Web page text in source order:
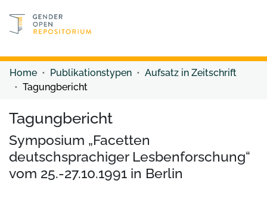
Discover content
Home Publikationstypen
Aufsatz in Zeitschrift
Tagungbericht
Tagungbericht
Symposium „Facetten
deutschsprachiger Lesbenforschung“
vom 25.-27.10.1991 in Berlin